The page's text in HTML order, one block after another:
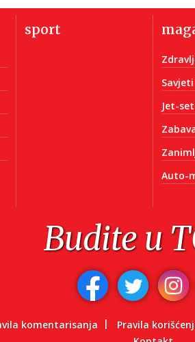
sport
Savjeti
Jet-set
Auto-
Budite u
komentarisanja Pravila